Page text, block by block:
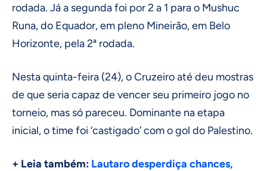
rodada. Já a segunda foi por 2 a 1 para o Mushuc
Runa, do Equador, em pleno Mineirão, em Belo
Horizonte, pela 2ª rodada.
Nesta quinta-feira (24), o Cruzeiro até deu mostras
de que seria capaz de vencer seu primeiro jogo no
torneio, mas só pareceu. Dominante na etapa
inicial, o time foi ‘castigado’ com o gol do Palestino.
+ Leia também: Lautaro desperdiça chances,